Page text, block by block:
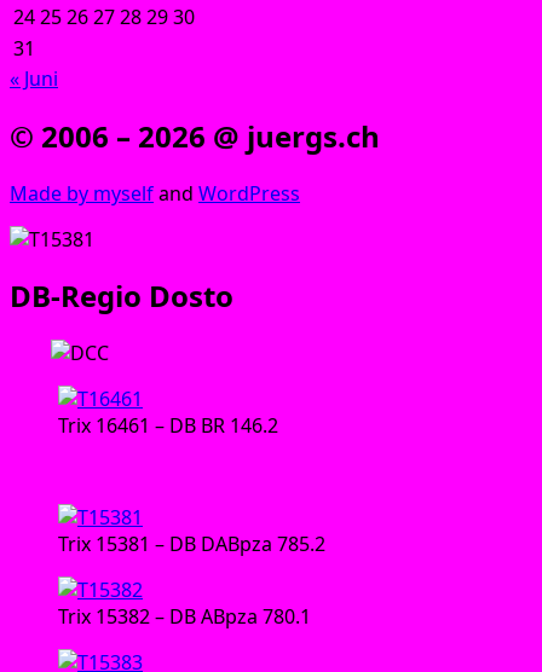
24252627282930
31
« Juni
© 2006 – 2026 @ juergs.ch
Made by mys­elfand Word­Press
DB-Regio Dosto
Trix 16461 – DB BR 146.2
Trix 15381 – DB DABpza 785.2
Trix 15382 – DB ABpza 780.1